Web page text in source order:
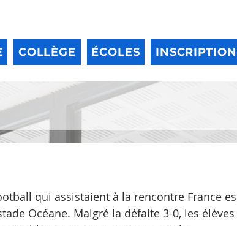
COLLÈGE ÉCOLES
qui assistaient à la rencontre France
Océane. Malgré la défaite 3-0, les